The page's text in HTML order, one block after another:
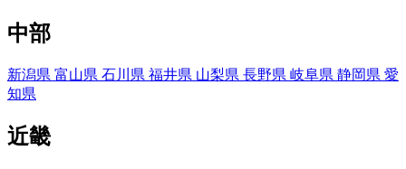
中部
新潟県 富山県 石川県 福井県 山梨県 長野県 岐阜県 静岡県 愛
知県
近畿